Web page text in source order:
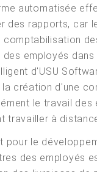
automatisée
des rapports,
employés
d'USU
création d'une
le travail
travailler à
le
des